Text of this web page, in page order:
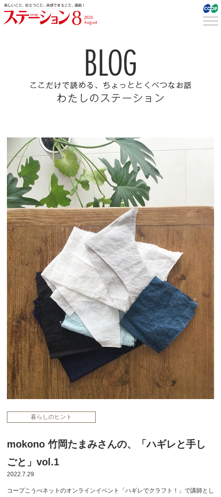
暮らしのヒント
mokono 竹岡たまみさんの、「ハギレと手し
ごと」vol.1
2022.7.29
コープこうべネットのオンラインイベント「ハギレでクラフト！」で講師とし